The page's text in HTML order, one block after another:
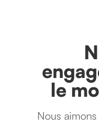
le
Nous